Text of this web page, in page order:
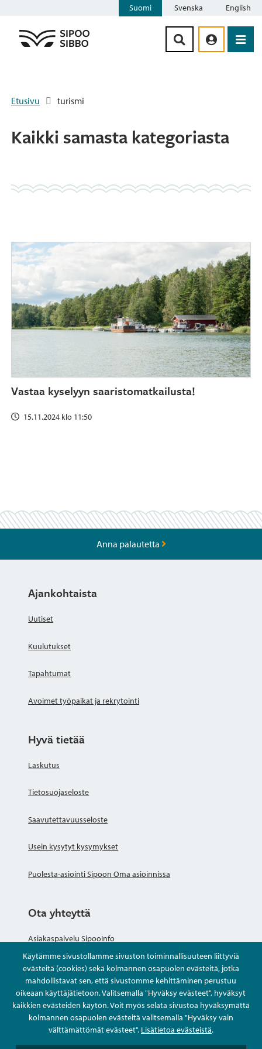
Suomi Svenska English
Etusivu turismi
Kaikki samasta kategoriasta
Vastaa kyselyyn saaristomatkailusta!
15.11.2024 klo 11:50
Käytämme sivustollamme sivuston toiminnallisuuteen liittyviä
evästeitä (cookies) sekä kolmannen osapuolen evästeitä, jotka
mahdollistavat sen, että sivustomme kehittäminen perustuu
oikeaan käyttäjätietoon. Valitsemalla "Hyväksy evästeet", hyväksyt
kaikkien evästeiden käytön. Voit myös selata sivustoa hyväksymättä
kolmannen osapuolen evästeitä valitsemalla "Hyväksy vain
välttämättömät evästeet". Lisätietoa evästeistä.
Anna palautetta
Ajankohtaista
Uutiset
Kuulutukset
Tapahtumat
Avoimet työpaikat ja rekrytointi
Hyvä tietää
Laskutus
Tietosuojaseloste
Saavutettavuusseloste
Usein kysytyt kysymykset
Puolesta-asiointi Sipoon Oma asioinnissa
Ota yhteyttä
Asiakaspalvelu SipooInfo
Anna palautetta nimettömästi
Kysy tai asioi
Yhteystiedot